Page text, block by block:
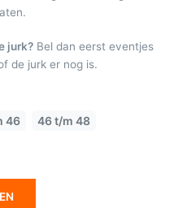
jurk? Bel dan eerst eventjes
de jurk er nog is.
46
46 t/m 48